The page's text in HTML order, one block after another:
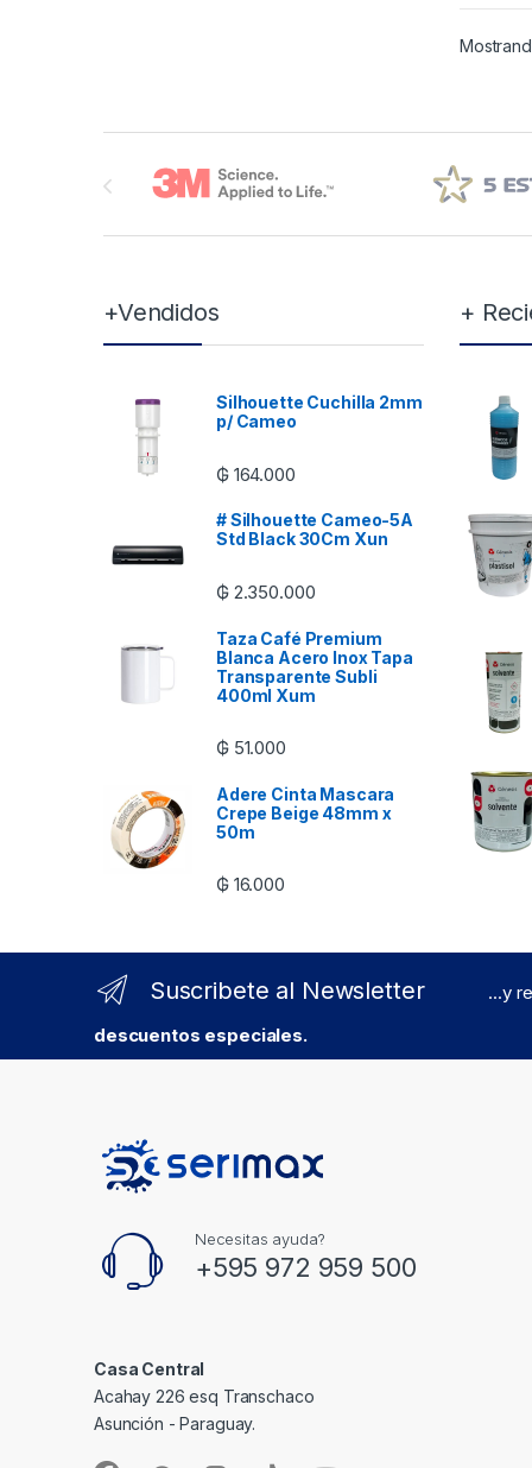
+Vendidos
Silhouette Cuchilla 2mm
p/ Cameo
₲ 164.000
# Silhouette Cameo-5A
Std Black 30Cm Xun
₲ 2.350.000
Taza Café Premium
Blanca Acero Inox Tapa
Transparente Subli
400ml Xum
₲ 51.000
Adere Cinta Mascara
Crepe Beige 48mm x
50m
₲ 16.000
+
Suscribete al Newsletter ...y
descuentos especiales.
Necesitas ayuda?
+595 972 959 500
Casa Central
Acahay 226 esq Transchaco
Asunción - Paraguay.